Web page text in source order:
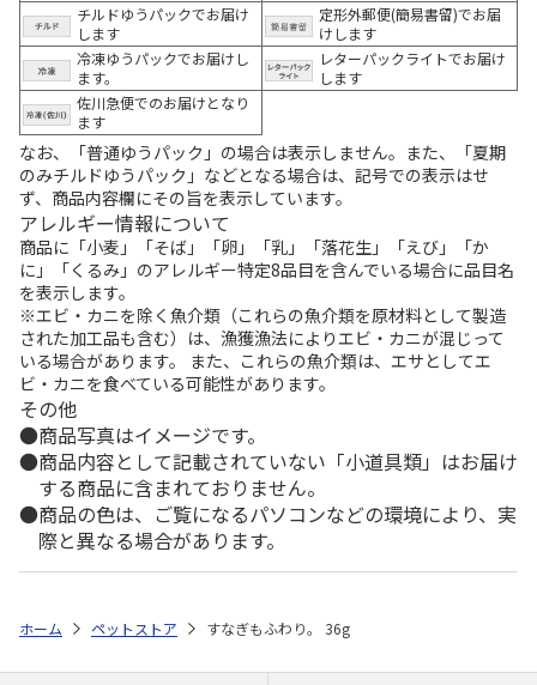
チルドゆうパックでお届け
します
定形外郵便(簡易書留)でお届
けします
冷凍ゆうパックでお届けし
ます。
レターパックライトでお届け
します
佐川急便でのお届けとなり
ます
なお、「普通ゆうパック」の場合は表示しません。また、「夏期
のみチルドゆうパック」などとなる場合は、記号での表示はせ
ず、商品内容欄にその旨を表示しています。
アレルギー情報について
商品に「小麦」「そば」「卵」「乳」「落花生」「えび」「か
に」「くるみ」のアレルギー特定8品目を含んでいる場合に品目名
を表示します。
※エビ・カニを除く魚介類（これらの魚介類を原材料として製造
された加工品も含む）は、漁獲漁法によりエビ・カニが混じって
いる場合があります。 また、これらの魚介類は、エサとしてエ
ビ・カニを食べている可能性があります。
その他
商品写真はイメージです。
商品内容として記載されていない「小道具類」はお届け
する商品に含まれておりません。
商品の色は、ご覧になるパソコンなどの環境により、実
際と異なる場合があります。
ホーム ペットストア すなぎもふわり。 36g